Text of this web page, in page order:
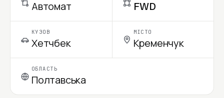
Автомат FWD
КУЗОВ
Хетчбек
МІСТО
Кременчук
ОБЛАСТЬ
Полтавська